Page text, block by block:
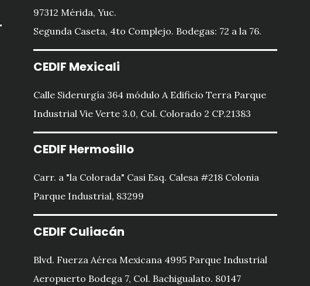
97312 Mérida, Yuc.
Segunda Caseta, 4to Complejo. Bodegas: 72 a la 76.
CEDIF Mexicali
Calle Siderurgía 364 módulo A Edificio Terra Parque
Industrial Vie Verte 3.0, Col. Colorado 2 CP.21383
CEDIF Hermosillo
Carr. a "la Colorada" Casi Esq. Calesa #218 Colonia
Parque Industrial, 83299
CEDIF Culiacán
Blvd. Fuerza Aérea Mexicana 4995 Parque Industrial
Aeropuerto Bodega 7, Col. Bachigualato. 80147